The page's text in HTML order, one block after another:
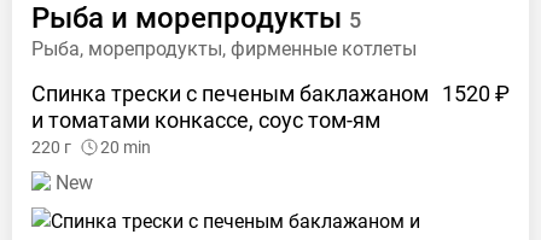
Рыба и морепродукты 5
Рыба, морепродукты, фирменные котлеты
Спинка трески с печеным баклажаном
и томатами конкассе, соустом-ям
1520 ₽
220 г 20 min
New